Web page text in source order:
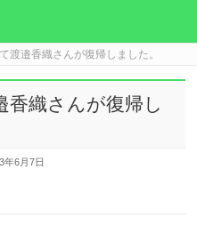
渡邉香織さんが復帰しました。
香織さんが復帰し
年6月7日